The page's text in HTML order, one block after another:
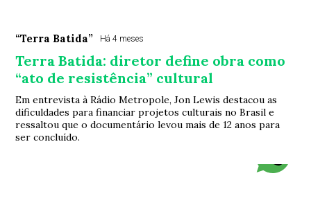
“Terra Batida” Há 4 meses
Terra Batida: diretor define obra como
“ato de resistência” cultural
Em entrevista à Rádio Metropole, Jon Lewis destacou as
dificuldades para financiar projetos culturais no Brasil e
ressaltou que o documentário levou mais de 12 anos para
ser concluído.